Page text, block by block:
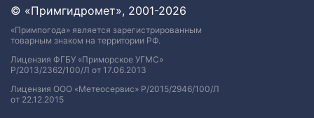
© «Примгидромет», 2001-2026
«Примпогода» является зарегистрированным
товарным знаком на территории РФ.
Лицензия ФГБУ «Приморское УГМС»
Р/2013/2362/100/Л от 17.06.2013
Лицензия ООО «Метеосервис» Р/2015/2946/100/Л
от 22.12.2015